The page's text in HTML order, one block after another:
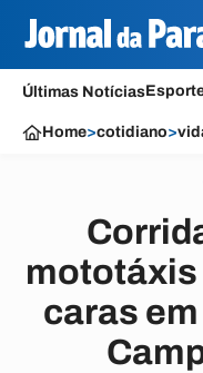
Últimas Notícias
Home>cotidiano>
mototáxis
caras